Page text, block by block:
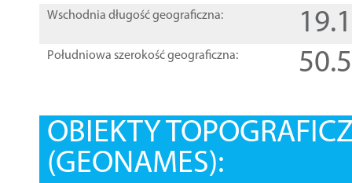
Wschodnia długość geograficzna:
Południowa szerokość geograficzna:
OBIEKTY
(GEONAMES):